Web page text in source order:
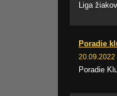
Liga
Poradie
20.09.2022
Poradie